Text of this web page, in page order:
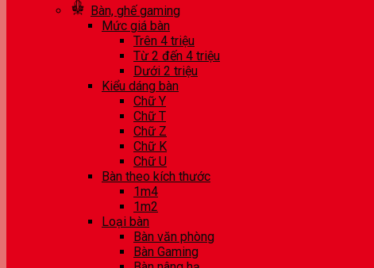
Bàn, ghế gaming
Mức giá bàn
Trên 4 triệu
Từ 2 đến 4 triệu
Dưới 2 triệu
Kiểu dáng bàn
Chữ Y
Chữ T
Chữ Z
Chữ K
Chữ U
Bàn theo kích thước
1m4
1m2
Loại bàn
Bàn văn phòng
Bàn Gaming